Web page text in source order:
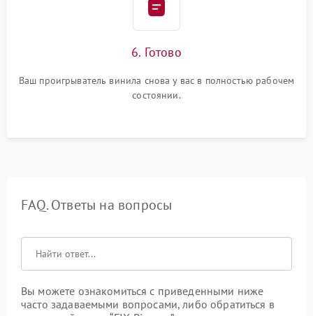
6. Готово
Ваш проигрыватель винила снова у вас в полностью рабочем
состоянии.
FAQ. Ответы на вопросы
Вы можете ознакомиться с приведенными ниже
часто задаваемыми вопросами, либо обратиться в